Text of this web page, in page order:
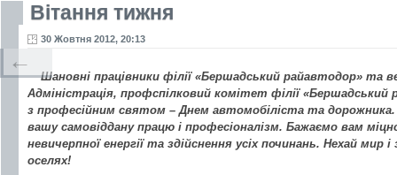
Вітання тижня
30 Жовтня 2012, 20:13
Шановні працівники філії «Бершадський райавтодор» та
Адміністрація, профспілковий комітет філії
з професійним святом – Днем автомобіліста та
вашу самовіддану працю і професіоналізм. Бажаємо вам
невичерпної енергії та здійснення усіх починань. Нехай
оселях!
←